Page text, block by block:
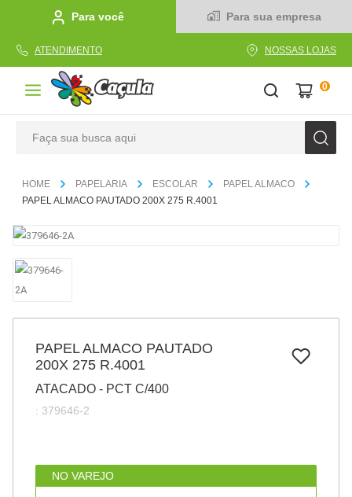
Para você Para sua empresa
ATENDIMENTO NOSSAS LOJAS
0
PAPELARIA ESCOLAR
PAPEL ALMACO
PAPEL ALMACO PAUTADO 200X 275 R.4001
PAPEL ALMACO PAUTADO
200X 275 R.4001
ATACADO - PCT C/400
: 379646-2
NO VAREJO
1º caderno
2
pincel
cola
barbante